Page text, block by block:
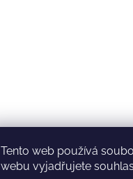
Tento web používá
webu vyjadřujete